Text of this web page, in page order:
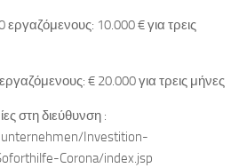
εργαζόμενους: 10.000 € για τρεις
€ 20.000 για τρεις μήνες
στη διεύθυνση :
Investition-
Corona/index.jsp